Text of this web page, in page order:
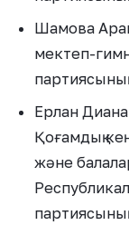
Шамова
мектеп-
Ерлан
Қоғамдық
және